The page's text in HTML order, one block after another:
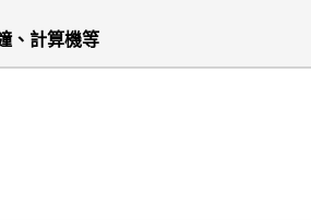
、計算機等